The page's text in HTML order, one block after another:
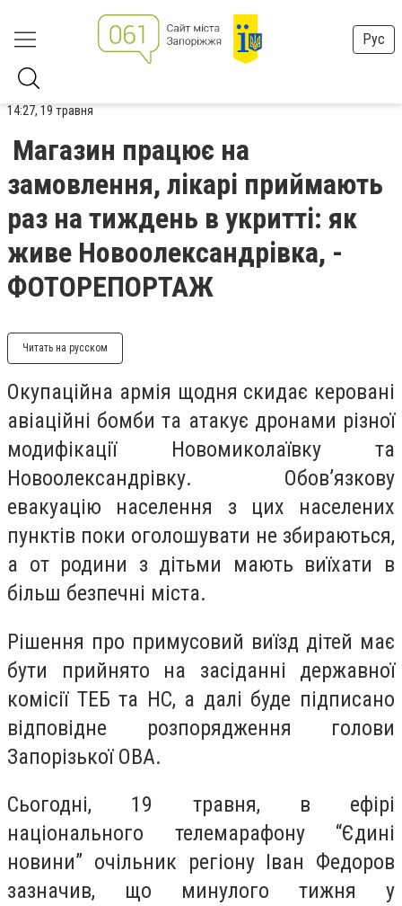
Рус
14:27, 19 травня
Магазин працює на
замовлення, лікарі приймають
раз на тиждень в укритті: як
живе Новоолександрівка, -
ФОТОРЕПОРТАЖ
Читать на русском
Окупаційна армія щодня скидає керовані
авіаційні бомби та атакує дронами різної
модифікації Новомиколаївку та
Новоолександрівку. Обов’язкову
евакуацію населення з цих населених
пунктів поки оголошувати не збираються,
а от родини з дітьми мають виїхати в
більш безпечні міста.
Рішення про примусовий виїзд дітей має
бути прийнято на засіданні державної
комісії ТЕБ та НС, а далі буде підписано
відповідне розпорядження голови
Запорізької ОВА.
Сьогодні, 19 травня, в ефірі
національного телемарафону “Єдині
новини” очільник регіону Іван Федоров
зазначив, що минулого тижня у